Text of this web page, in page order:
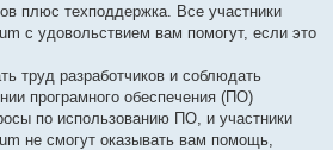
плюс техподдержка. Все участники
с удовольствием вам помогут, если это
труд разработчиков и соблюдать
програмного обеспечения (ПО)
по использованию ПО, и участники
не смогут оказывать вам помощь,